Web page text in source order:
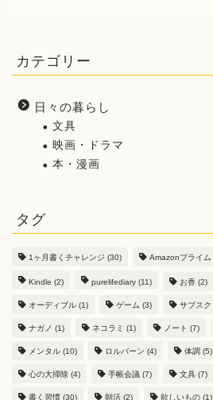
カテゴリー
日々の暮らし
文具
映画・ドラマ
本・漫画
タグ
1ヶ月書くチャレンジ (30) Amazonプライム
Kindle (2) purelifediary (11) お香 (2)
オーディブル (1) ゲーム (3) サブスク
ナガノ (1) ネコラミ (1) ノート (7)
メンタル (10) ロルバーン (4) 体調 (5)
心の大掃除 (4) 手帳会議 (7) 文具 (7)
書く習慣 (30) 朝活 (2) 欲しいもの (1)